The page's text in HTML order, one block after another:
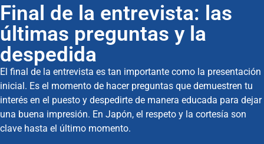
Final de la entrevista: las
últimas preguntas y la
despedida
El final de la entrevista es tan importante como la presentación
inicial. Es el momento de hacer preguntas que demuestren tu
interés en el puesto y despedirte de manera educada para dejar
una buena impresión. En Japón, el respeto y la cortesía son
clave hasta el último momento.